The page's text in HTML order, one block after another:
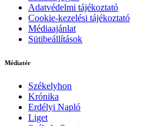
Adatvédelmi tájékoztató
Cookie-kezelési tájékoztató
Médiaajánlat
Sütibeállítások
Médiatér
Székelyhon
Krónika
Erdélyi Napló
Liget